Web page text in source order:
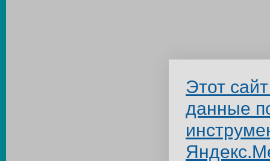
Этот
данные